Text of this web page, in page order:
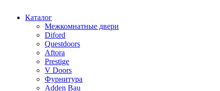
Каталог
Межкомнатные двери
Diford
Questdoors
Aftora
Prestige
V Doors
Фурнитура
Adden Bau